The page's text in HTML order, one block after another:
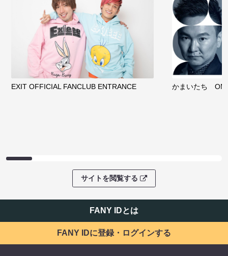
EXIT OFFICIAL FANCLUB ENTRANCE かまいたち
サイトを閲覧する
FANY IDとは
FANY IDに登録・ログインする